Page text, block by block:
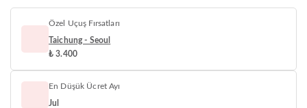
Özel Uçuş Fırsatları
Taichung - Seoul
₺ 3.400
En Düşük Ücret Ayı
Jul